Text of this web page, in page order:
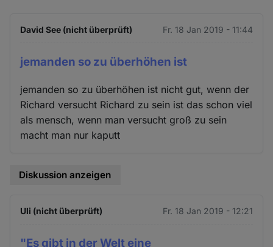
David See (nicht überprüft) Fr. 18 Jan 2019 - 11:44
jemanden so zu überhöhen ist
jemanden so zu überhöhen ist nicht gut, wenn der
Richard versucht Richard zu sein ist das schon viel
als mensch, wenn man versucht groß zu sein
macht man nur kaputt
Diskussion anzeigen
Uli (nicht überprüft) Fr. 18 Jan 2019 - 12:21
"Es gibt in der Welt eine